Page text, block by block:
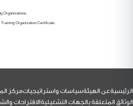
Organizations.
Training Organization Certificate.
التذييل
الرئيسيةعن الهيئةسياسات واستراتيجياتمركز
الوثائق المتعلقة بالجهات التشغيليةالاقتراحات